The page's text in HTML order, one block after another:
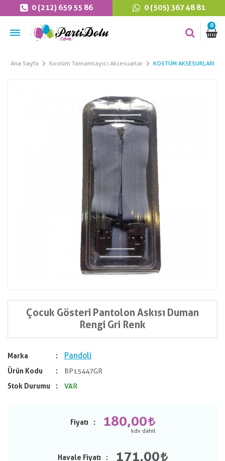
0 (212) 659 55 86 0 (505) 367 48 81
0
Ana Sayfa Kostüm Tamamlayıcı Aksesuarlar KOSTÜM AKSESURLARI
Çocuk Gösteri Pantolon Askısı Duman
Rengi Gri Renk
Marka Pandoli
Ürün Kodu
BP15447GR
Stok Durumu
VAR
Fiyatı 180,00
Havale Fiyatı 171,00